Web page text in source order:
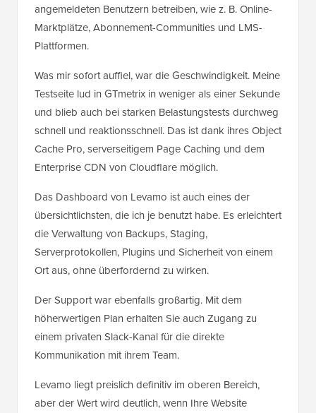
angemeldeten Benutzern betreiben, wie z. B. Online-
Marktplätze, Abonnement-Communities und LMS-
Plattformen.
Was mir sofort auffiel, war die Geschwindigkeit. Meine
Testseite lud in GTmetrix in weniger als einer Sekunde
und blieb auch bei starken Belastungstests durchweg
schnell und reaktionsschnell. Das ist dank ihres Object
Cache Pro, serverseitigem Page Caching und dem
Enterprise CDN von Cloudflare möglich.
Das Dashboard von Levamo ist auch eines der
übersichtlichsten, die ich je benutzt habe. Es erleichtert
die Verwaltung von Backups, Staging,
Serverprotokollen, Plugins und Sicherheit von einem
Ort aus, ohne überfordernd zu wirken.
Der Support war ebenfalls großartig. Mit dem
höherwertigen Plan erhalten Sie auch Zugang zu
einem privaten Slack-Kanal für die direkte
Kommunikation mit ihrem Team.
Levamo liegt preislich definitiv im oberen Bereich,
aber der Wert wird deutlich, wenn Ihre Website